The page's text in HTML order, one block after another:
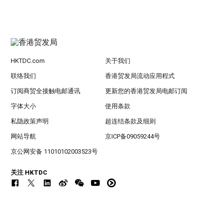
HKTDC.com 关于我们
联络我们 香港贸发局流动应用程式
订阅商贸全接触电邮通讯 更新您的香港贸发局电邮订阅
字体大小 使用条款
私隐政策声明 超连结条款及细则
网站导航 京ICP备09059244号
京公网安备 11010102003523号
关注 HKTDC